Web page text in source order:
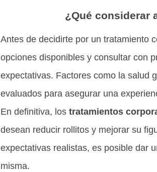
¿Qué considerar
Antes de decidirte por un tratamiento
opciones disponibles y consultar con
expectativas. Factores como la salud
evaluados para asegurar una
En definitiva, los tratamientos
desean reducir rollitos y mejorar su
expectativas realistas, es posible dar
misma.